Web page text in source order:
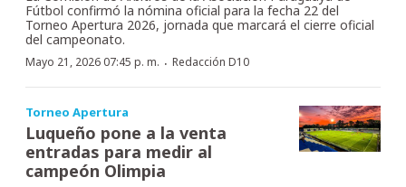
Fútbol confirmó la nómina oficial para la fecha 22 del
Torneo Apertura 2026, jornada que marcará el cierre oficial
del campeonato.
Mayo 21, 2026 07:45 p. m. · Redacción D10
Torneo Apertura
Luqueño pone a la venta
entradas para medir al
campeón Olimpia